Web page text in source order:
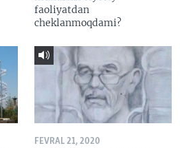
faoliyatdan
cheklanmoqdami?
FEVRAL 21, 2020